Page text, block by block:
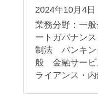
2024年10月4日
業務分野：一
ートガバナン
制法 バンキン
般 金融サー
ライアンス・